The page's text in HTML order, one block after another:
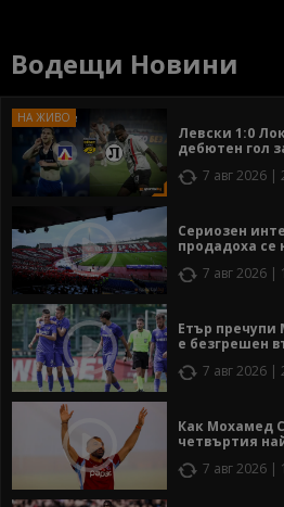
Водещи Новини
Левски 1:0
дебютен гол
7 авг 2026 |
Сериозен
продадоха се
7 авг 2026 |
Етър
е безгрешен
7 авг 2026 |
Как Мохамед
четвъртия
7 авг 2026 |